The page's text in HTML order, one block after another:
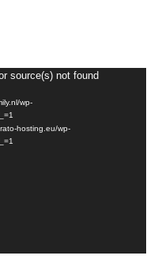
source(s) not found
wp-
hosting.eu/wp-